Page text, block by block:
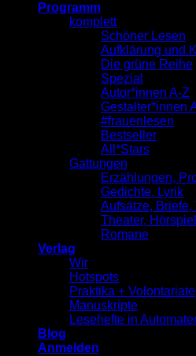
Programm
komplett
Schöner Lesen
Aufklärung und
Die grüne Reihe
Spezial
Autor*innen A-Z
Gestalter*innen
#frauenlesen
Bestseller
All*Stars
Gattungen
Erzählungen,
Gedichte, Lyrik
Aufsätze, Briefe,
Theater,
Romane
Verlag
Wir
Hotspots
Praktika + Volontariate
Manuskripte
Lesehefte in
Blog
Anmelden